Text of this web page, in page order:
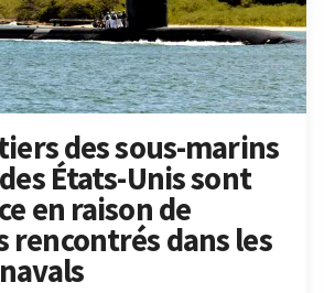
des sous-marins
États-Unis sont
en raison de
rencontrés dans les